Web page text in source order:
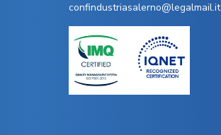
confindustriasalerno@legalmail.it